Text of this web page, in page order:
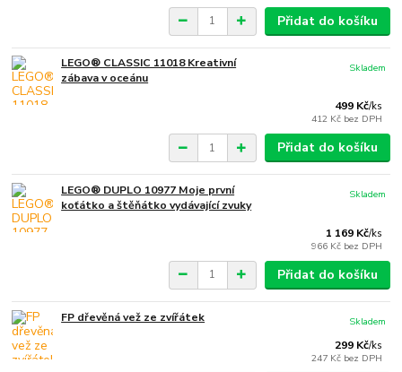
Přidat do košíku
LEGO® CLASSIC 11018 Kreativní
zábava v oceánu
499 Kč/ks
412 Kč bez DPH
Skladem
Přidat do košíku
LEGO® DUPLO 10977 Moje první
koťátko a štěňátko vydávající zvuky
1 169 Kč/ks
966 Kč bez DPH
Skladem
Přidat do košíku
FP dřevěná vež ze zvířátek
299 Kč/ks
247 Kč bez DPH
Skladem